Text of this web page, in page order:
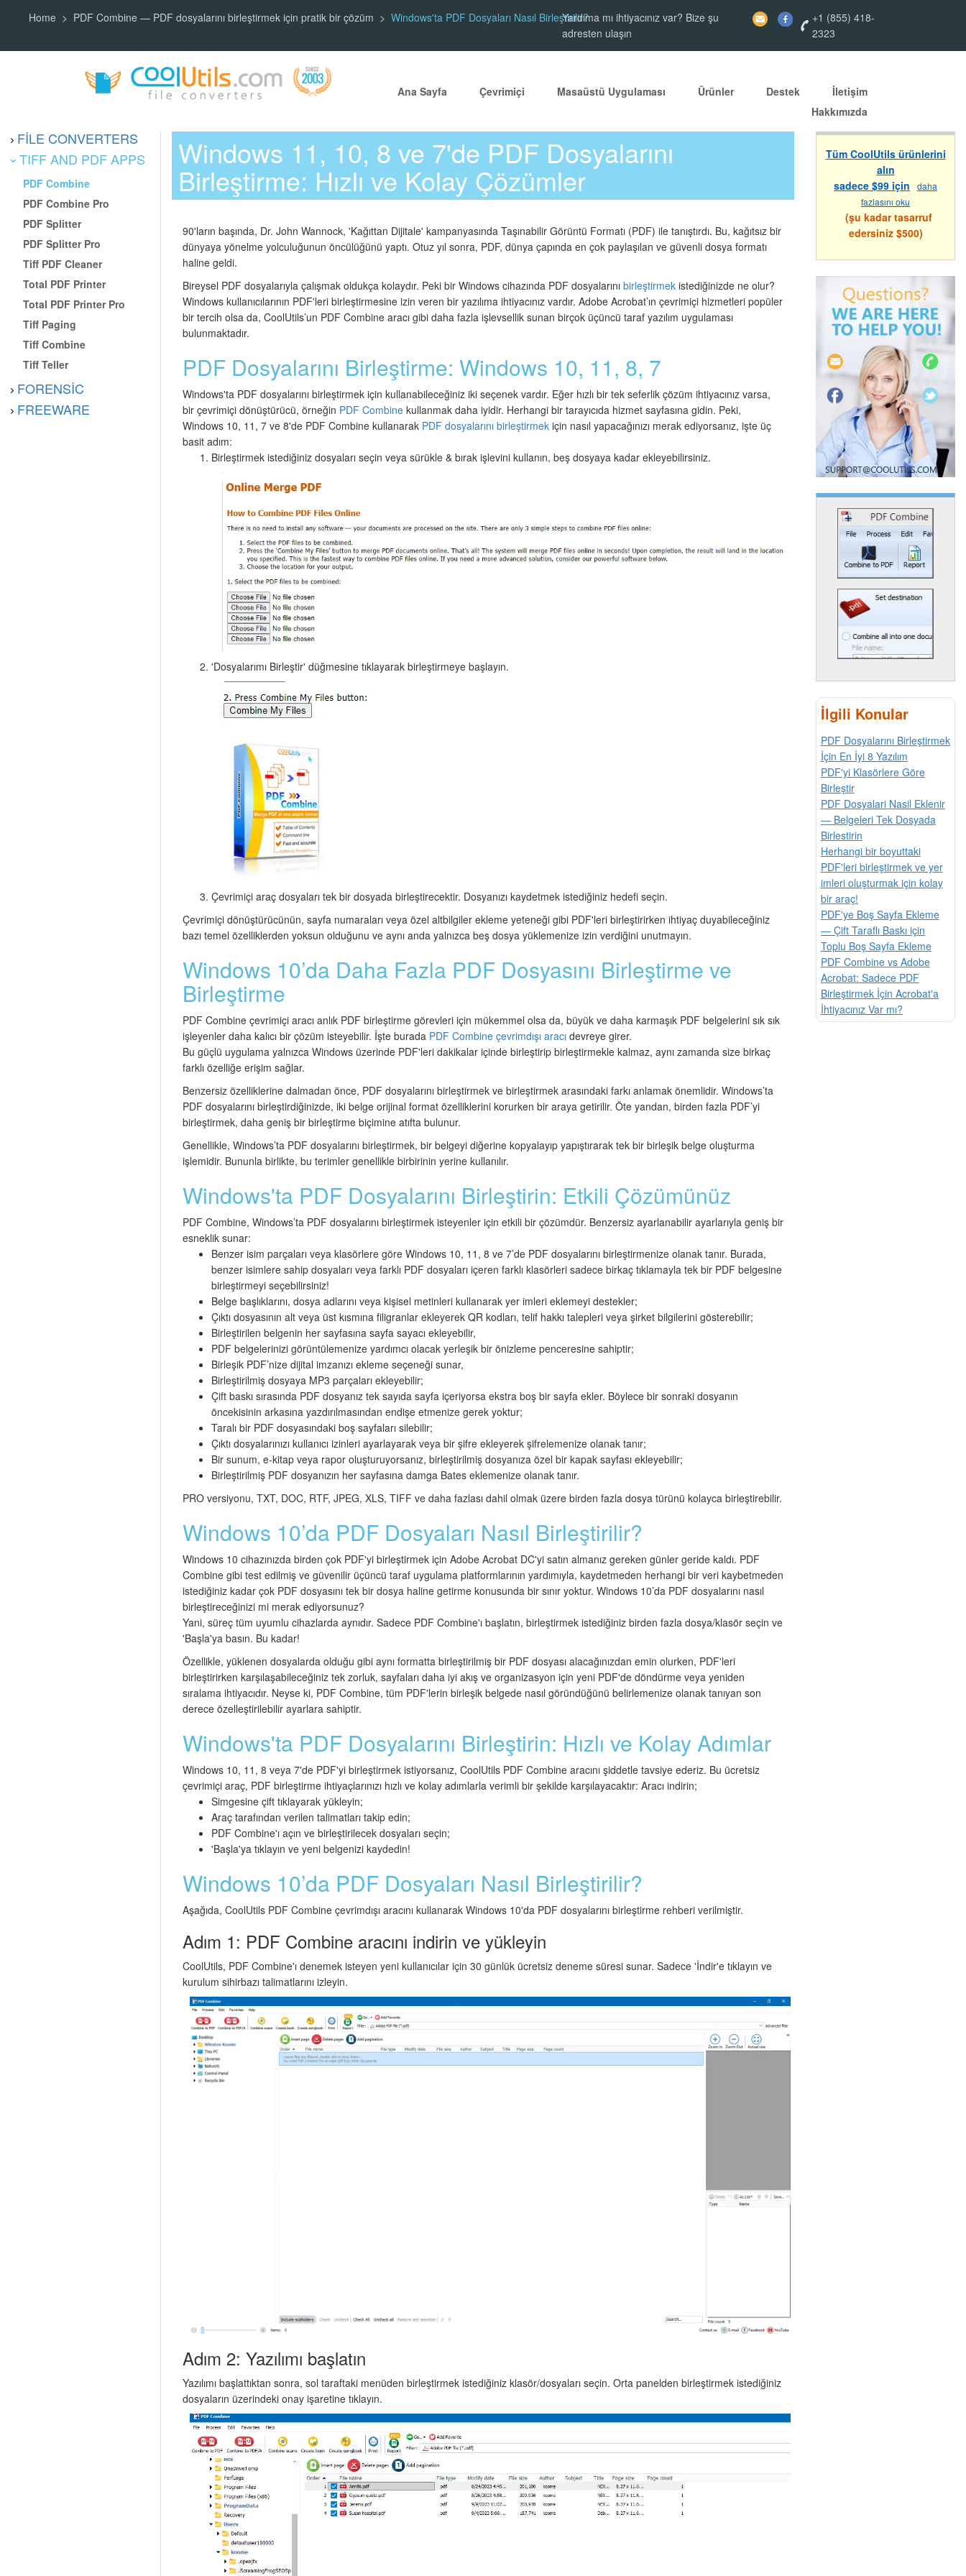
Home PDF Combine — PDF dosyalarını birleştirmek için pratik bir çözüm Windows'ta PDF Dosyaları Nasıl Birleştirilir?Yardıma mı ihtiyacınız var? Bize şu
adresten ulaşın
+1 (855) 418-
2323
Ana Sayfa Çevrimiçi Masaüstü Uygulaması Ürünler Destek
İletişim
Hakkımızda
FILE CONVERTERS
TIFF AND PDF APPS
PDF Combine
PDF Combine Pro
PDF Splitter
PDF Splitter Pro
Tiff PDF Cleaner
Total PDF Printer
Total PDF Printer Pro
Tiff Paging
Tiff Combine
Tiff Teller
FORENSIC
FREEWARE
Windows 11, 10, 8 ve 7'de PDF Dosyalarını
Birleştirme: Hızlı ve Kolay Çözümler
90'ların başında, Dr. John Wannock, 'Kağıttan Dijitale' kampanyasında Taşınabilir Görüntü Formatı (PDF) ile tanıştırdı. Bu, kağıtsız bir
dünyaya yönelme yolculuğunun öncülüğünü yaptı. Otuz yıl sonra, PDF, dünya çapında en çok paylaşılan ve güvenli dosya formatı
haline geldi.
Bireysel PDF dosyalarıyla çalışmak oldukça kolaydır. Peki bir Windows cihazında PDF dosyalarını birleştirmek istediğinizde ne olur?
Windows kullanıcılarının PDF'leri birleştirmesine izin veren bir yazılıma ihtiyacınız vardır. Adobe Acrobat’ın çevrimiçi hizmetleri popüler
bir tercih olsa da, CoolUtils’un PDF Combine aracı gibi daha fazla işlevsellik sunan birçok üçüncü taraf yazılım uygulaması
bulunmaktadır.
PDF Dosyalarını Birleştirme: Windows 10, 11, 8, 7
Windows'ta PDF dosyalarını birleştirmek için kullanabileceğiniz iki seçenek vardır. Eğer hızlı bir tek seferlik çözüm ihtiyacınız varsa,
bir çevrimiçi dönüştürücü, örneğin PDF Combine kullanmak daha iyidir. Herhangi bir tarayıcıda hizmet sayfasına gidin. Peki,
Windows 10, 11, 7 ve 8'de PDF Combine kullanarak PDF dosyalarını birleştirmek için nasıl yapacağınızı merak ediyorsanız, işte üç
basit adım:
Birleştirmek istediğiniz dosyaları seçin veya sürükle & bırak işlevini kullanın, beş dosyaya kadar ekleyebilirsiniz.
'Dosyalarımı Birleştir' düğmesine tıklayarak birleştirmeye başlayın.
Çevrimiçi araç dosyaları tek bir dosyada birleştirecektir. Dosyanızı kaydetmek istediğiniz hedefi seçin.
Çevrimiçi dönüştürücünün, sayfa numaraları veya özel altbilgiler ekleme yeteneği gibi PDF'leri birleştirirken ihtiyaç duyabileceğiniz
bazı temel özelliklerden yoksun olduğunu ve aynı anda yalnızca beş dosya yüklemenize izin verdiğini unutmayın.
Windows 10’da Daha Fazla PDF Dosyasını Birleştirme ve
Birleştirme
PDF Combine çevrimiçi aracı anlık PDF birleştirme görevleri için mükemmel olsa da, büyük ve daha karmaşık PDF belgelerini sık sık
işleyenler daha kalıcı bir çözüm isteyebilir. İşte burada PDF Combine çevrimdışı aracı devreye girer.
Bu güçlü uygulama yalnızca Windows üzerinde PDF'leri dakikalar içinde birleştirip birleştirmekle kalmaz, aynı zamanda size birkaç
farklı özelliğe erişim sağlar.
Benzersiz özelliklerine dalmadan önce, PDF dosyalarını birleştirmek ve birleştirmek arasındaki farkı anlamak önemlidir. Windows’ta
PDF dosyalarını birleştirdiğinizde, iki belge orijinal format özelliklerini korurken bir araya getirilir. Öte yandan, birden fazla PDF’yi
birleştirmek, daha geniş bir birleştirme biçimine atıfta bulunur.
Genellikle, Windows’ta PDF dosyalarını birleştirmek, bir belgeyi diğerine kopyalayıp yapıştırarak tek bir birleşik belge oluşturma
işlemidir. Bununla birlikte, bu terimler genellikle birbirinin yerine kullanılır.
Windows'ta PDF Dosyalarını Birleştirin: Etkili Çözümünüz
PDF Combine, Windows’ta PDF dosyalarını birleştirmek isteyenler için etkili bir çözümdür. Benzersiz ayarlanabilir ayarlarıyla geniş bir
esneklik sunar:
Benzer isim parçaları veya klasörlere göre Windows 10, 11, 8 ve 7’de PDF dosyalarını birleştirmenize olanak tanır. Burada,
benzer isimlere sahip dosyaları veya farklı PDF dosyaları içeren farklı klasörleri sadece birkaç tıklamayla tek bir PDF belgesine
birleştirmeyi seçebilirsiniz!
Belge başlıklarını, dosya adlarını veya kişisel metinleri kullanarak yer imleri eklemeyi destekler;
Çıktı dosyasının alt veya üst kısmına filigranlar ekleyerek QR kodları, telif hakkı talepleri veya şirket bilgilerini gösterebilir;
Birleştirilen belgenin her sayfasına sayfa sayacı ekleyebilir,
PDF belgelerinizi görüntülemenize yardımcı olacak yerleşik bir önizleme penceresine sahiptir;
Birleşik PDF’nize dijital imzanızı ekleme seçeneği sunar,
Birleştirilmiş dosyaya MP3 parçaları ekleyebilir;
Çift baskı sırasında PDF dosyanız tek sayıda sayfa içeriyorsa ekstra boş bir sayfa ekler. Böylece bir sonraki dosyanın
öncekisinin arkasına yazdırılmasından endişe etmenize gerek yoktur;
Taralı bir PDF dosyasındaki boş sayfaları silebilir;
Çıktı dosyalarınızı kullanıcı izinleri ayarlayarak veya bir şifre ekleyerek şifrelemenize olanak tanır;
Bir sunum, e-kitap veya rapor oluşturuyorsanız, birleştirilmiş dosyanıza özel bir kapak sayfası ekleyebilir;
Birleştirilmiş PDF dosyanızın her sayfasına damga Bates eklemenize olanak tanır.
PRO versiyonu, TXT, DOC, RTF, JPEG, XLS, TIFF ve daha fazlası dahil olmak üzere birden fazla dosya türünü kolayca birleştirebilir.
Windows 10’da PDF Dosyaları Nasıl Birleştirilir?
Windows 10 cihazınızda birden çok PDF'yi birleştirmek için Adobe Acrobat DC'yi satın almanız gereken günler geride kaldı. PDF
Combine gibi test edilmiş ve güvenilir üçüncü taraf uygulama platformlarının yardımıyla, kaydetmeden herhangi bir veri kaybetmeden
istediğiniz kadar çok PDF dosyasını tek bir dosya haline getirme konusunda bir sınır yoktur. Windows 10’da PDF dosyalarını nasıl
birleştireceğinizi mi merak ediyorsunuz?
Yani, süreç tüm uyumlu cihazlarda aynıdır. Sadece PDF Combine'ı başlatın, birleştirmek istediğiniz birden fazla dosya/klasör seçin ve
'Başla'ya basın. Bu kadar!
Özellikle, yüklenen dosyalarda olduğu gibi aynı formatta birleştirilmiş bir PDF dosyası alacağınızdan emin olurken, PDF'leri
birleştirirken karşılaşabileceğiniz tek zorluk, sayfaları daha iyi akış ve organizasyon için yeni PDF'de döndürme veya yeniden
sıralama ihtiyacıdır. Neyse ki, PDF Combine, tüm PDF'lerin birleşik belgede nasıl göründüğünü belirlemenize olanak tanıyan son
derece özelleştirilebilir ayarlara sahiptir.
Windows'ta PDF Dosyalarını Birleştirin: Hızlı ve Kolay Adımlar
Windows 10, 11, 8 veya 7'de PDF'yi birleştirmek istiyorsanız, CoolUtils PDF Combine aracını şiddetle tavsiye ederiz. Bu ücretsiz
çevrimiçi araç, PDF birleştirme ihtiyaçlarınızı hızlı ve kolay adımlarla verimli bir şekilde karşılayacaktır: Aracı indirin;
Simgesine çift tıklayarak yükleyin;
Araç tarafından verilen talimatları takip edin;
PDF Combine'ı açın ve birleştirilecek dosyaları seçin;
'Başla'ya tıklayın ve yeni belgenizi kaydedin!
Windows 10’da PDF Dosyaları Nasıl Birleştirilir?
Aşağıda, CoolUtils PDF Combine çevrimdışı aracını kullanarak Windows 10'da PDF dosyalarını birleştirme rehberi verilmiştir.
Adım 1: PDF Combine aracını indirin ve yükleyin
CoolUtils, PDF Combine'ı denemek isteyen yeni kullanıcılar için 30 günlük ücretsiz deneme süresi sunar. Sadece 'İndir'e tıklayın ve
kurulum sihirbazı talimatlarını izleyin.
Adım 2: Yazılımı başlatın
Yazılımı başlattıktan sonra, sol taraftaki menüden birleştirmek istediğiniz klasör/dosyaları seçin. Orta panelden birleştirmek istediğiniz
dosyaların üzerindeki onay işaretine tıklayın.
Tüm CoolUtils ürünlerini
alın
sadece $99 için
daha
fazlasını oku
(şu kadar tasarruf
edersiniz $500)
İlgili Konular
PDF Dosyalarını Birleştirmek
İçin En İyi 8 Yazılım
PDF'yi Klasörlere Göre
Birleştir
PDF Dosyalari Nasil Eklenir
— Belgeleri Tek Dosyada
Birlestirin
Herhangi bir boyuttaki
PDF'leri birleştirmek ve yer
imleri oluşturmak için kolay
bir araç!
PDF'ye Boş Sayfa Ekleme
— Çift Taraflı Baskı için
Toplu Boş Sayfa Ekleme
PDF Combine vs Adobe
Acrobat: Sadece PDF
Birleştirmek İçin Acrobat'a
İhtiyacınız Var mı?